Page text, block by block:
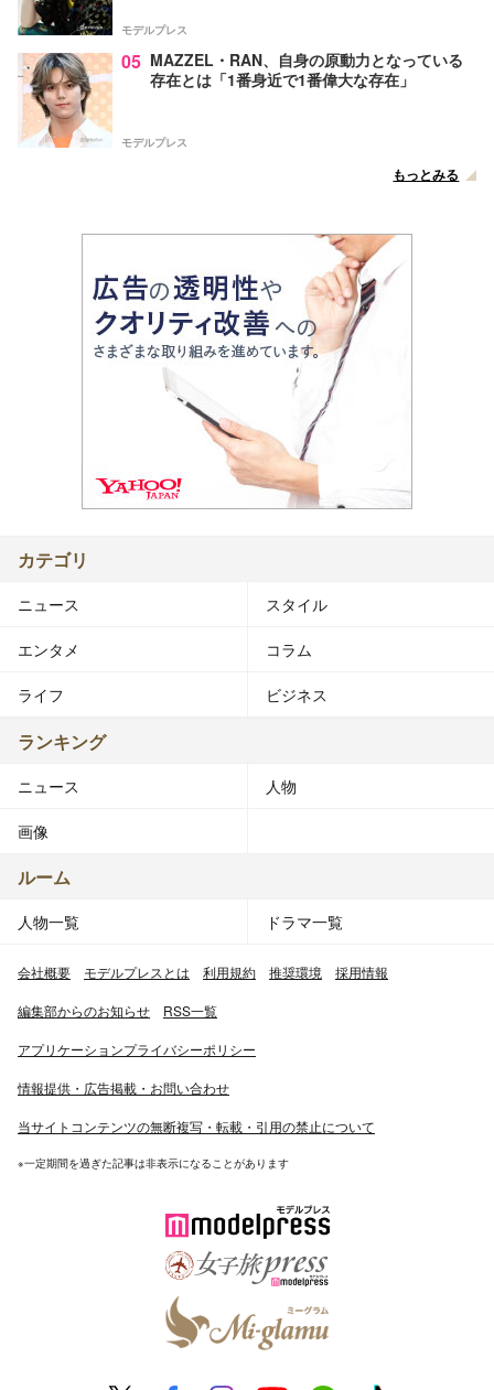
モデルプレス
05 MAZZEL・RAN、自身の原動力となっている
存在とは「1番身近で1番偉大な存在」
モデルプレス
もっとみる
カテゴリ
ニュース スタイル
エンタメ コラム
ライフ ビジネス
ランキング
ニュース 人物
画像
ルーム
人物一覧 ドラマ一覧
会社概要 モデルプレスとは 利用規約 推奨環境 採用情報
編集部からのお知らせ RSS一覧
アプリケーションプライバシーポリシー
情報提供・広告掲載・お問い合わせ
当サイトコンテンツの無断複写・転載・引用の禁止について
※一定期間を過ぎた記事は非表示になることがあります